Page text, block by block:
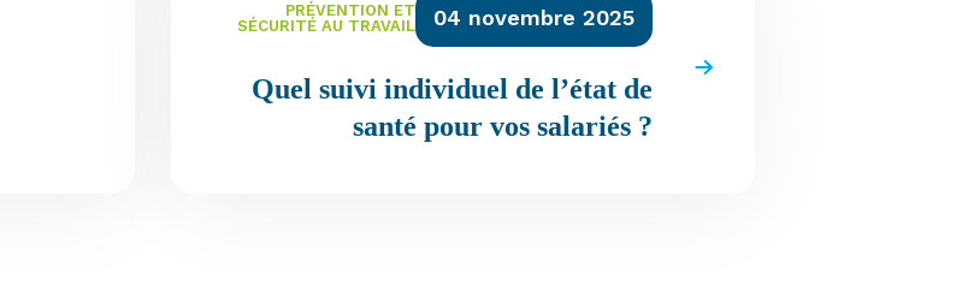
PRÉVENTION ET
SÉCURITÉ AU TRAVAIL
04 novembre 2025
Quel suivi individuel de l’état de
santé pour vos salariés ?